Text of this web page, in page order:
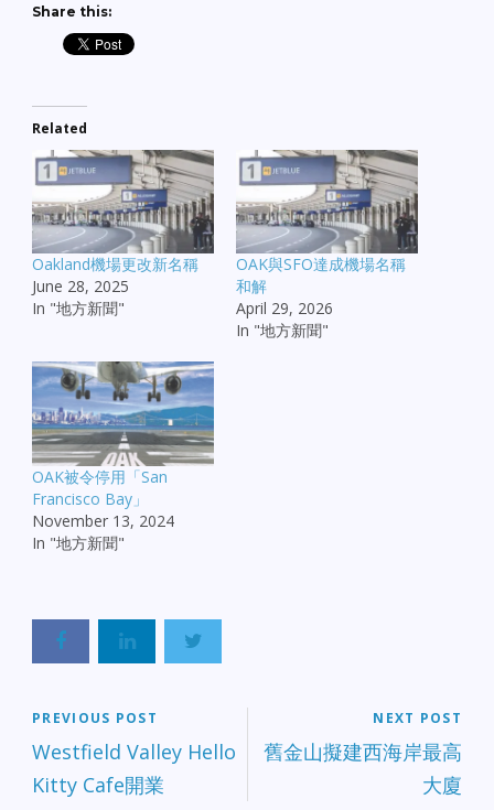
Share this:
Related
Oakland機場更改新名稱
June 28, 2025
In "地方新聞"
OAK與SFO達成機場名稱
和解
April 29, 2026
In "地方新聞"
OAK被令停用「San
Francisco Bay」
November 13, 2024
In "地方新聞"
PREVIOUS POST
Westfield Valley Hello
Kitty Cafe開業
NEXT POST
舊金山擬建西海岸最高
大廈